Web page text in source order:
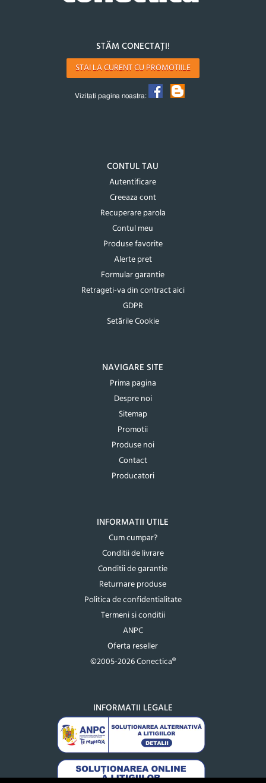
STĂM CONECTAȚI!
STAI LA CURENT CU PROMOTIILE
Vizitati pagina noastra:
CONTUL TAU
Autentificare
Creeaza cont
Recuperare parola
Contul meu
Produse favorite
Alerte pret
Formular garantie
Retrageti-va din contract aici
GDPR
Setările Cookie
NAVIGARE SITE
Prima pagina
Despre noi
Sitemap
Promotii
Produse noi
Contact
Producatori
INFORMATII UTILE
Cum cumpar?
Conditii de livrare
Conditii de garantie
Returnare produse
Politica de confidentialitate
Termeni si conditii
ANPC
Oferta reseller
©2005-2026 Conectica®
INFORMATII LEGALE